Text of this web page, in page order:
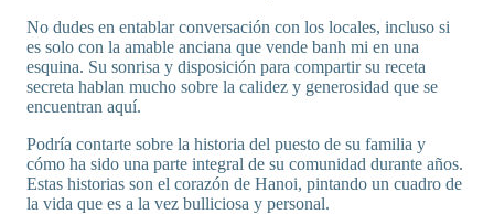
No dudes en entablar conversación con los locales, incluso si
es solo con la amable anciana que vende banh mi en una
esquina. Su sonrisa y disposición para compartir su receta
secreta hablan mucho sobre la calidez y generosidad que se
encuentran aquí.
Podría contarte sobre la historia del puesto de su familia y
cómo ha sido una parte integral de su comunidad durante años.
Estas historias son el corazón de Hanoi, pintando un cuadro de
la vida que es a la vez bulliciosa y personal.